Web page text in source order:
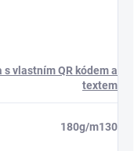
s vlastním QR kódem a
textem
180g/m130